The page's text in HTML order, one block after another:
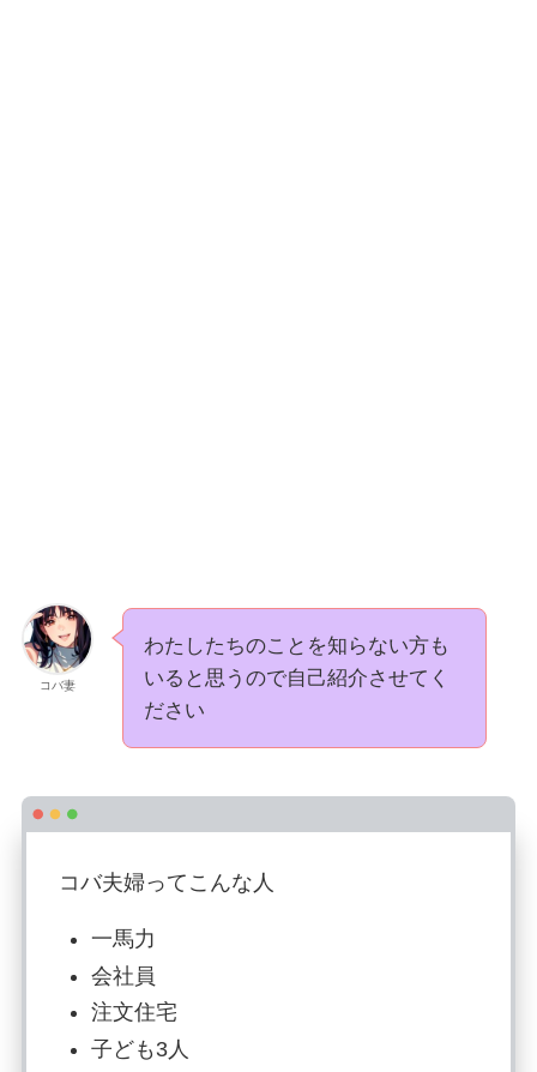
コバ妻
わたしたちのことを知らない方も
いると思うので自己紹介させてく
ださい
コバ夫婦ってこんな人
一馬力
会社員
注文住宅
子ども3人